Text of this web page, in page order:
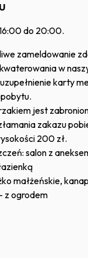
do 20:00.
zameldowanie
w
karty
jest
zakazu
200 zł.
salon z
małżeńskie,
z ogrodem